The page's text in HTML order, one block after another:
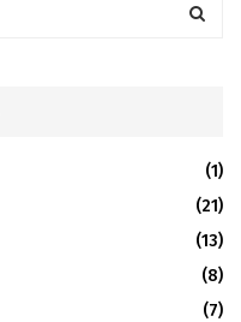
R
C
(1)
(21)
(13)
(8)
(7)